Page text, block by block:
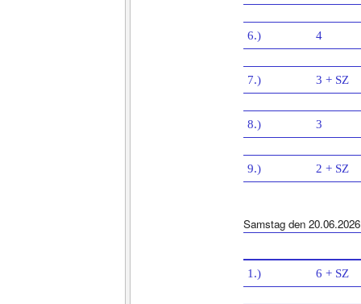
6.) 4
7.) 3 + SZ
8.) 3
9.) 2 + SZ
Samstag den 20.06.2026
1.) 6 + SZ